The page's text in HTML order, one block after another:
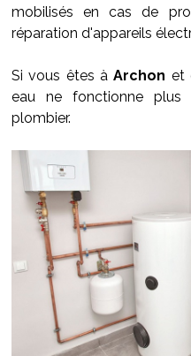
mobilisés en cas de
réparation d'appareils
Si vous êtes àArchon et
eau ne fonctionne plus
plombier.